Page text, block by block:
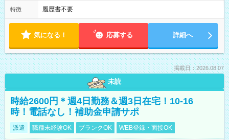
特徴 履歴書不要
気になる！ 応募する 詳細へ
掲載日：2026.08.07
未読
時給2600円＊週4日勤務＆週3日在宅！10-16
時！電話なし！補助金申請サポ
派遣 職種未経験OK ブランクOK WEB登録・面接OK